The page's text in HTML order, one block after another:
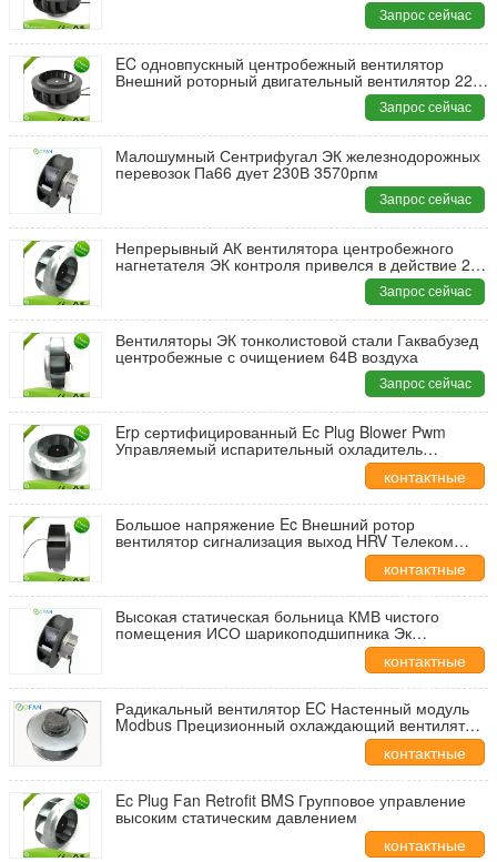
Запрос сейчас
EC одновпускный центробежный вентилятор
Внешний роторный двигательный вентилятор 225
Запрос сейчас
Малошумный Сентрифугал ЭК железнодорожных
перевозок Па66 дует 230В 3570рпм
Запрос сейчас
Непрерывный АК вентилятора центробежного
нагнетателя ЭК контроля привелся в действие 230
Запрос сейчас
Вентиляторы ЭК тонколистовой стали Гаквабузед
центробежные с очищением 64В воздуха
Запрос сейчас
Erp сертифицированный Ec Plug Blower Pwm
Управляемый испарительный охладитель
контактные
данные
Большое напряжение Ec Внешний ротор
вентилятор сигнализация выход HRV Телеком
контактные
данные
Высокая статическая больница КМВ чистого
помещения ИСО шарикоподшипника Эк
центробежного вентилятора двойная
контактные
данные
Радикальный вентилятор EC Настенный модуль
Modbus Прецизионный охлаждающий вентилятор
контактные
данные
Ec Plug Fan Retrofit BMS Групповое управление
высоким статическим давлением
контактные